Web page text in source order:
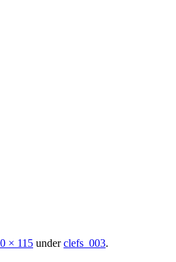
× 115 underclefs_003.